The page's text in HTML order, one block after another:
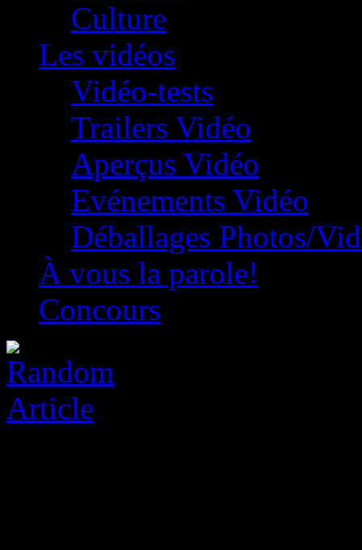
Culture
Les vidéos
Vidéo-tests
Trailers Vidéo
Aperçus Vidéo
Evénements Vidéo
Déballages Photos/
À vous la parole!
Concours